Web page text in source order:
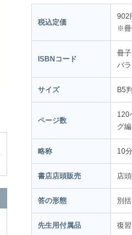
税込定価
902
※冊
ISBNコード
冊
バ
サイズ B5
ページ数
120
グ
略称 10
書店店頭販売 店
答の形態 別
先生用付属品 復